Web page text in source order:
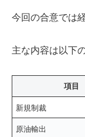
今回の合意では
主な内容は以下
項目
新規制裁
原油輸出